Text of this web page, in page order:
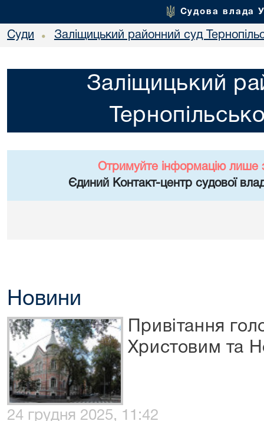
Судова влада
Суди • Заліщицький районний суд
Заліщицький
Отримуйте інформацію лише
Єдиний Контакт-центр судової
Новини
Привітання
Христовим та
24 грудня 2025, 11:42